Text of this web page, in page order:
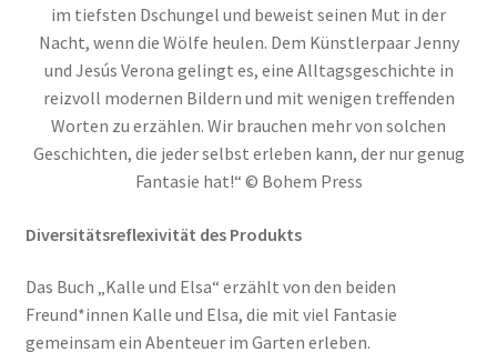
im tiefsten Dschungel und beweist seinen Mut in der
Nacht, wenn die Wölfe heulen. Dem Künstlerpaar Jenny
und Jesús Verona gelingt es, eine Alltagsgeschichte in
reizvoll modernen Bildern und mit wenigen treffenden
Worten zu erzählen. Wir brauchen mehr von solchen
Geschichten, die jeder selbst erleben kann, der nur genug
Fantasie hat!“ © Bohem Press
Diversitätsreflexivität des Produkts
Das Buch „Kalle und Elsa“ erzählt von den beiden
Freund*innen Kalle und Elsa, die mit viel Fantasie
gemeinsam ein Abenteuer im Garten erleben.